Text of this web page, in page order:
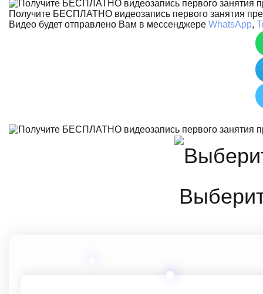
Получите БЕСПЛАТНО видеозапись первого занятия
Видео будет отправлено Вам в мессенджере WhatsApp,